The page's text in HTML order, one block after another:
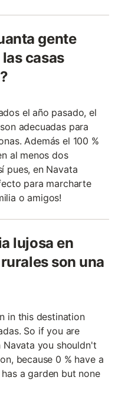
gente
casas
el año pasado, el
adecuadas para
Además el 100 %
al menos dos
pues, en Navata
para marcharte
o amigos!
lujosa en
son una
in this destination
So if you are
you shouldn't
because 0 % have a
a garden but none